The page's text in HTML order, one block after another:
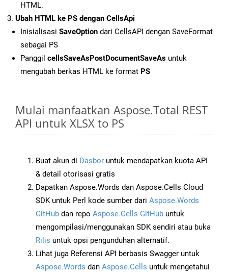
HTML.
Ubah HTML ke PS dengan CellsApi
Inisialisasi SaveOption dari CellsAPI dengan SaveFormat
sebagai PS
Panggil cellsSaveAsPostDocumentSaveAs untuk
mengubah berkas HTML ke format PS
Mulai manfaatkan Aspose.Total REST
API untuk XLSX to PS
Buat akun di Dasbor untuk mendapatkan kuota API
& detail otorisasi gratis
Dapatkan Aspose.Words dan Aspose.Cells Cloud
SDK untuk Perl kode sumber dari Aspose.Words
GitHub dan repo Aspose.Cells GitHub untuk
mengompilasi/menggunakan SDK sendiri atau buka
Rilis untuk opsi pengunduhan alternatif.
Lihat juga Referensi API berbasis Swagger untuk
Aspose.Words dan Aspose.Cells untuk mengetahui